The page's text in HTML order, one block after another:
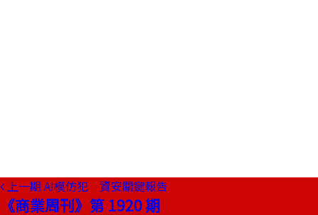
上一期 AI模仿犯 資安關鍵報告
《商業周刊》第 1920 期